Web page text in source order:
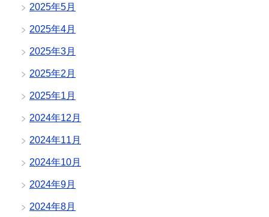
2025年5月
2025年4月
2025年3月
2025年2月
2025年1月
2024年12月
2024年11月
2024年10月
2024年9月
2024年8月